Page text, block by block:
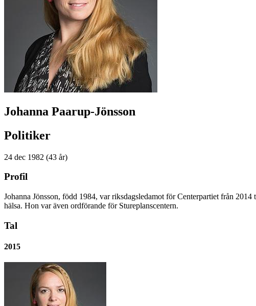
Johanna Paarup-Jönsson
Politiker
24 dec 1982 (43 år)
Profil
Johanna Jönsson, född 1984, var riksdagsledamot för Centerpartiet från
hälsa. Hon var även ordförande för Stureplanscentern.
Tal
2015